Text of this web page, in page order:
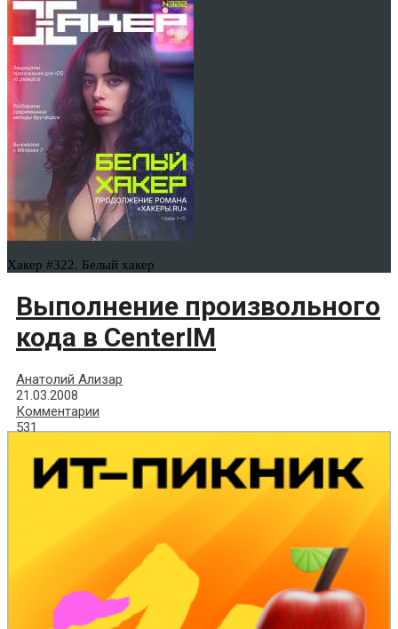
Хакер #322. Белый хакер
Выполнение произвольного
кода в CenterIM
Анатолий Ализар
21.03.2008
Комментарии
531